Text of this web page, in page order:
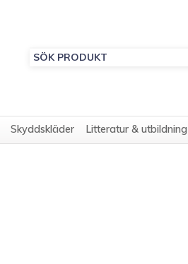
Skyddskläder Litteratur & utbildning